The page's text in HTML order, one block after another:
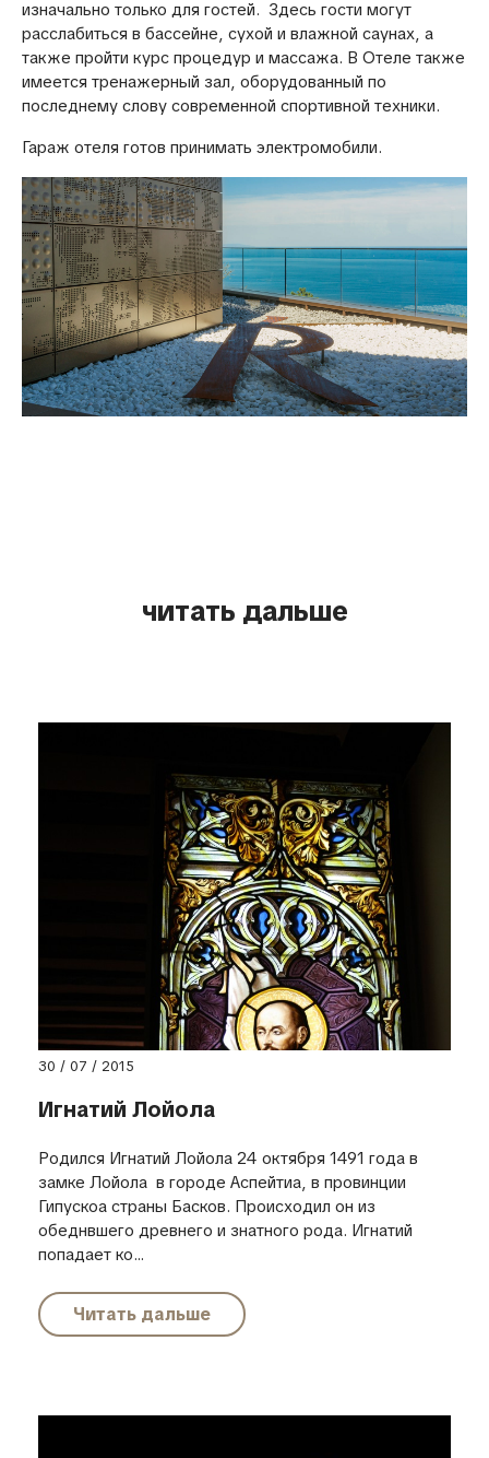
изначально только для гостей. Здесь гости могут
расслабиться в бассейне, сухой и влажной саунах, а
также пройти курс процедур и массажа. В Отеле также
имеется тренажерный зал, оборудованный по
последнему слову современной спортивной техники.
Гараж отеля готов принимать электромобили.
читать дальше
30 / 07 / 2015
Игнатий Лойола
Родился Игнатий Лойола 24 октября 1491 года в
замке Лойола в городе Аспейтиа, в провинции
Гипускоа страны Басков. Происходил он из
обеднвшего древнего и знатного рода. Игнатий
попадает ко...
Читать дальше